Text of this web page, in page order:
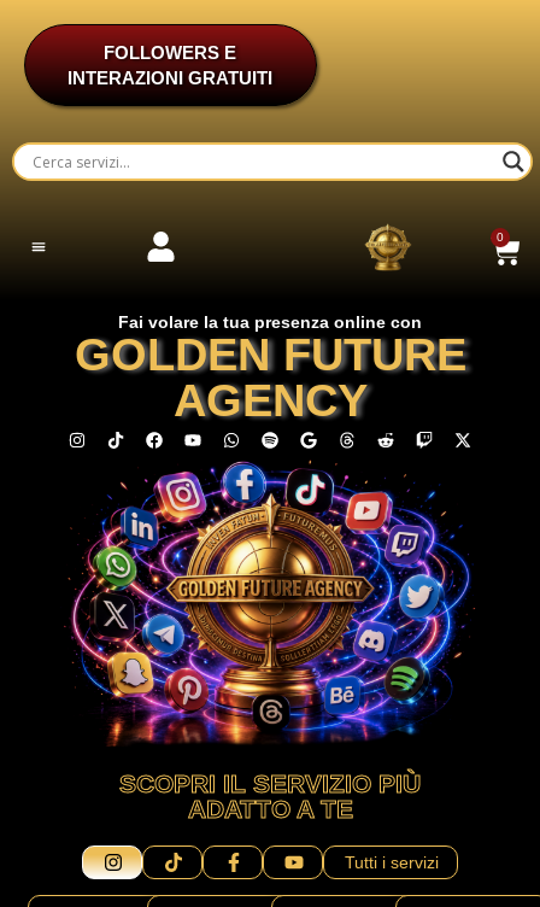
FOLLOWERS E
INTERAZIONI GRATUITI
0
Fai volare la tua presenza online con
GOLDEN FUTURE
AGENCY
SCOPRI IL SERVIZIO PIÙ
ADATTO A TE
Tutti i servizi